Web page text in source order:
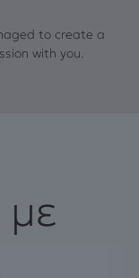
to create a
with you.
με